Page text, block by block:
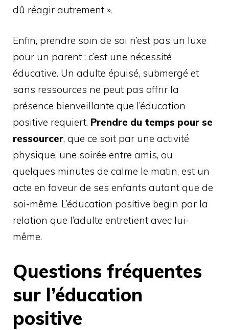
dû réagir autrement ».
Enfin, prendre soin de soi n’est pas un luxe
pour un parent : c’est une nécessité
éducative. Un adulte épuisé, submergé et
sans ressources ne peut pas offrir la
présence bienveillante que l’éducation
positive requiert. Prendre du temps pour se
ressourcer, que ce soit par une activité
physique, une soirée entre amis, ou
quelques minutes de calme le matin, est un
acte en faveur de ses enfants autant que de
soi-même. L’éducation positive begin par la
relation que l’adulte entretient avec lui-
même.
Questions fréquentes
sur l’éducation
positive